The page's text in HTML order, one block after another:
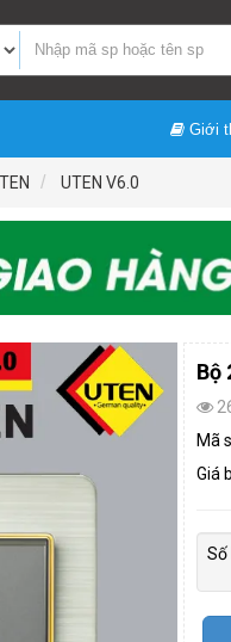
Giới
UTEN V6.0
Bộ
Mã
Giá
Số